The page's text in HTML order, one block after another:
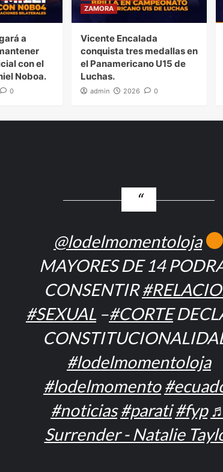
a
con el
Noboa.
0
ZAMORA
Vicente Encalada
conquista tres medallas en
el Panamericano U15 de
Luchas.
admin 2026 0
@lodelmomentoloja
MAYORES DE 14
CONSENTIR
#SEXUAL –#CORTE
#lodelmomentoloja
#lodelmomento
#noticias #parati #fyp ♬
Surrender - Natalie